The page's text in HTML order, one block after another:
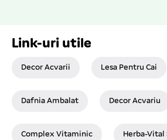
Link-uri utile
Decor Acvarii Lesa Pentru Cai
Dafnia Ambalat Decor Acvariu
Complex Vitaminic Herba-Vital